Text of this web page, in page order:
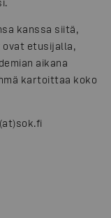
kanssa siitä,
etusijalla,
aikana
kartoittaa koko